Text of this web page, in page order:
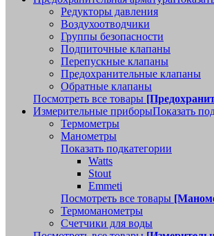
Редукторы давления
Воздухоотводчики
Группы безопасности
Подпиточные клапаны
Перепускные клапаны
Предохранительные клапаны
Обратные клапаны
Посмотреть все товары
Измерительные приборыПоказать
Термометры
Манометры
Показать подкатегории
Watts
Stout
Emmeti
Посмотреть все товары
Термоманометры
Счетчики для воды